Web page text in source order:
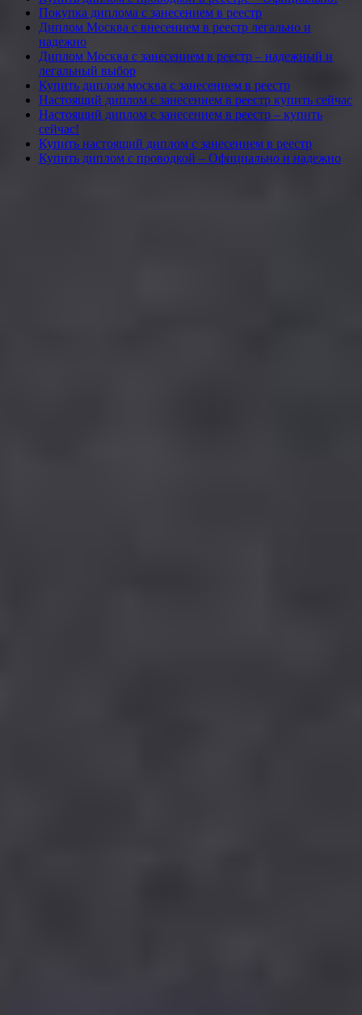
Покупка диплома с занесением в реестр
Диплом Москва с внесением в реестр легально и
надежно
Диплом Москва с занесением в реестр – надежный и
легальный выбор
Купить диплом москва с занесением в реестр
Настоящий диплом с занесением в реестр купить сейчас
Настоящий диплом с занесением в реестр – купить
сейчас!
Купить настоящий диплом с занесением в реестр
Купить диплом с проводкой – Официально и надежно